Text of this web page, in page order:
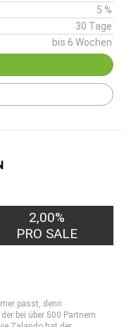
5 %
30 Tage
bis 6 Wochen
2,00%
PRO SALE
passt, denn
bei über 500 Partnern